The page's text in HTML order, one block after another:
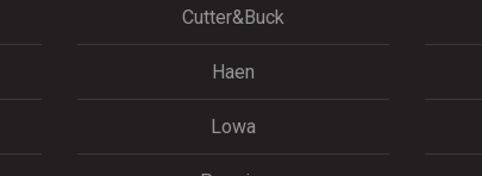
Cutter&Buck
Haen
Lowa